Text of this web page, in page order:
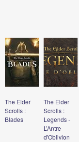
The Elder
Scrolls :
Blades
The Elder
Scrolls :
Legends -
L’Antre
d'Oblivion